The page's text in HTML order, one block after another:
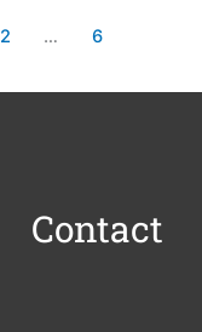
2 … 6
Contact